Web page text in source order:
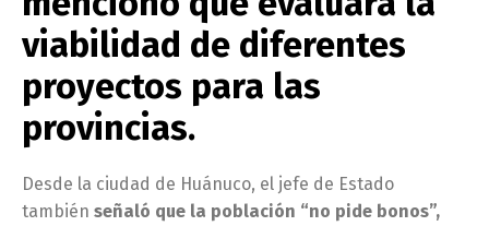
viabilidad de diferentes
proyectos para las
provincias.
Desde la ciudad de Huánuco, el jefe de Estado
también señaló que la población “no pide bonos”,